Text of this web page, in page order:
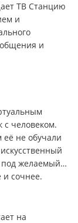
ТВ Станцию
и
и
с человеком.
не обучали
под желаемый
и сочнее.
на